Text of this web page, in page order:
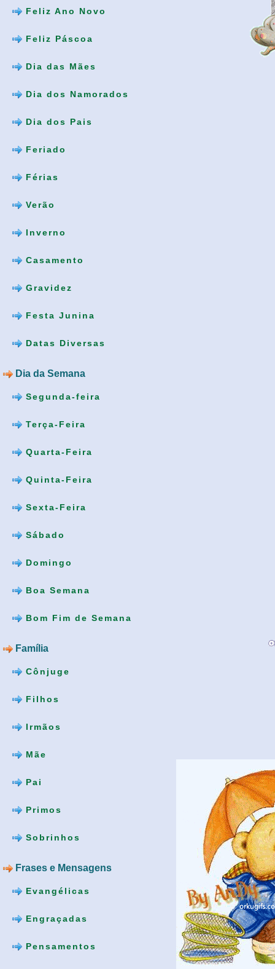
Feliz Ano Novo
Feliz Páscoa
Dia das Mães
Dia dos Namorados
Dia dos Pais
Feriado
Férias
Verão
Inverno
Casamento
Gravidez
Festa Junina
Datas Diversas
Dia da Semana
Segunda-feira
Terça-Feira
Quarta-Feira
Quinta-Feira
Sexta-Feira
Sábado
Domingo
Boa Semana
Bom Fim de Semana
Família
Cônjuge
Filhos
Irmãos
Mãe
Pai
Primos
Sobrinhos
Frases e Mensagens
Evangélicas
Engraçadas
Pensamentos